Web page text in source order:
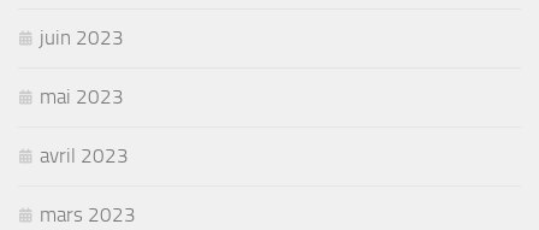
juin 2023
mai 2023
avril 2023
mars 2023